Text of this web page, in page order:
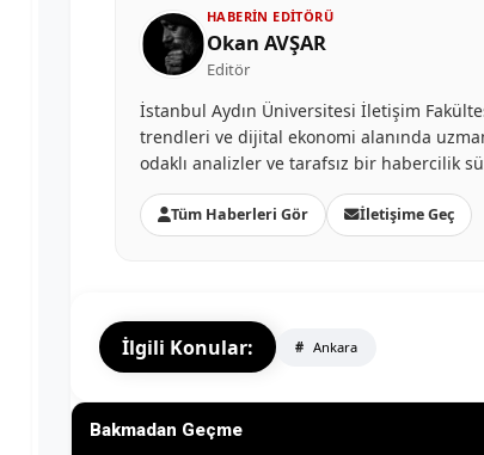
HABERIN EDITÖRÜ
Okan AVŞAR
Editör
İstanbul Aydın Üniversitesi İletişim
trendleri ve dijital ekonomi alanında
odaklı analizler ve tarafsız bir habercilik
Tüm Haberleri Gör İletişime Geç
İlgili Konular: Ankara
Bakmadan Geçme